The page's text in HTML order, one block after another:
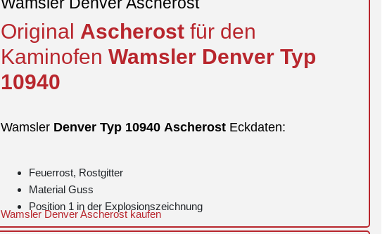
Original Ascherost für den
Kaminofen Wamsler Denver Typ
10940
Wamsler Denver Typ 10940 Ascherost Eckdaten:
Feuerrost, Rostgitter
Material Guss
Position 1 in der Explosionszeichnung
Wamsler Denver Ascherost kaufen